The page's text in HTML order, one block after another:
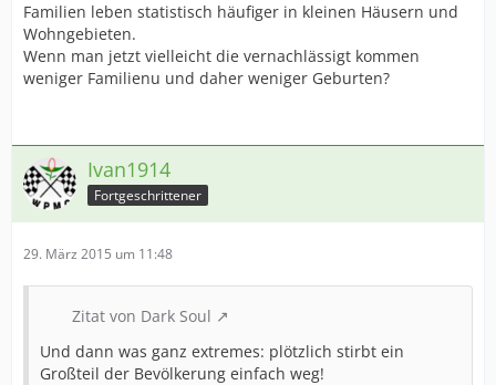
Familien leben statistisch häufiger in kleinen Häusern und
Wohngebieten.
Wenn man jetzt vielleicht die vernachlässigt kommen
weniger Familienu und daher weniger Geburten?
Ivan1914
Fortgeschrittener
29. März 2015 um 11:48
Zitat von Dark Soul
Und dann was ganz extremes: plötzlich stirbt ein
Großteil der Bevölkerung einfach weg!